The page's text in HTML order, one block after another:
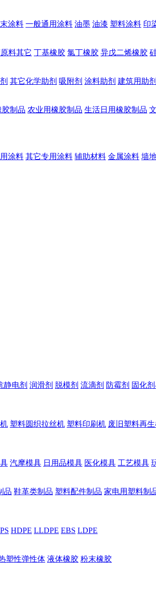
涂料 一般通用涂料 油墨 油漆 塑料涂料 印
料其它 丁基橡胶 氯丁橡胶 异戊二烯橡胶
其它化学助剂 吸附剂 涂料助剂 建筑用助剂
胶制品 农业用橡胶制品 生活日用橡胶制品
涂料 其它专用涂料 辅助材料 金属涂料 墙
静电剂 润滑剂 脱模剂 流滴剂 防霉剂 固化
塑料圆织拉丝机 塑料印刷机 废旧塑料再
汽摩模具 日用品模具 医化模具 工艺模具
品 鞋革类制品 塑料配件制品 家电用塑料制
HDPE LLDPE EBS LDPE
塑性弹性体 液体橡胶 粉末橡胶